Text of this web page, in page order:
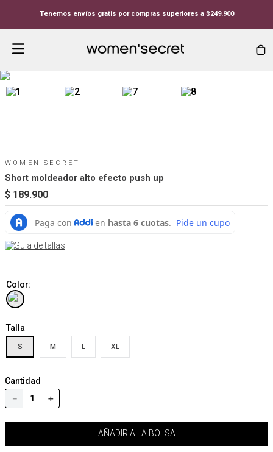
Tenemos envíos gratis por compras superiores a $249.900
WOMEN'SECRET
Short moldeador alto efecto push up
$ 189.900
Guia de tallas
Color:
Talla
S M L XL
Cantidad
＋
－
AÑADIR A LA BOLSA